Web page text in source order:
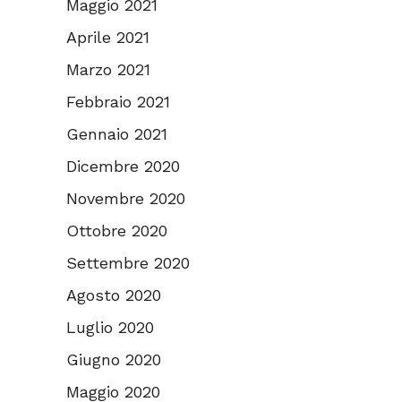
Maggio 2021
Aprile 2021
Marzo 2021
Febbraio 2021
Gennaio 2021
Dicembre 2020
Novembre 2020
Ottobre 2020
Settembre 2020
Agosto 2020
Luglio 2020
Giugno 2020
Maggio 2020